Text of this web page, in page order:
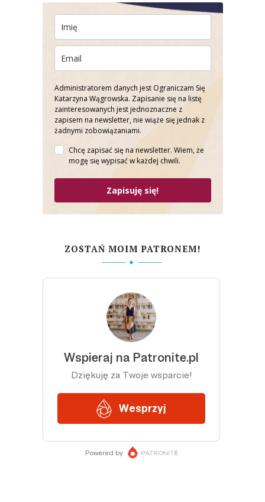
Administratorem danych jest Ograniczam Się
Katarzyna Wągrowska. Zapisanie się na listę
zainteresowanych jest jednoznaczne z
zapisem na newsletter, nie wiąże się jednak z
żadnymi zobowiązaniami.
Chcę zapisać się na newsletter. Wiem, że
mogę się wypisać w każdej chwili.
Zapisuję się!
ZOSTAŃ MOIM PATRONEM!